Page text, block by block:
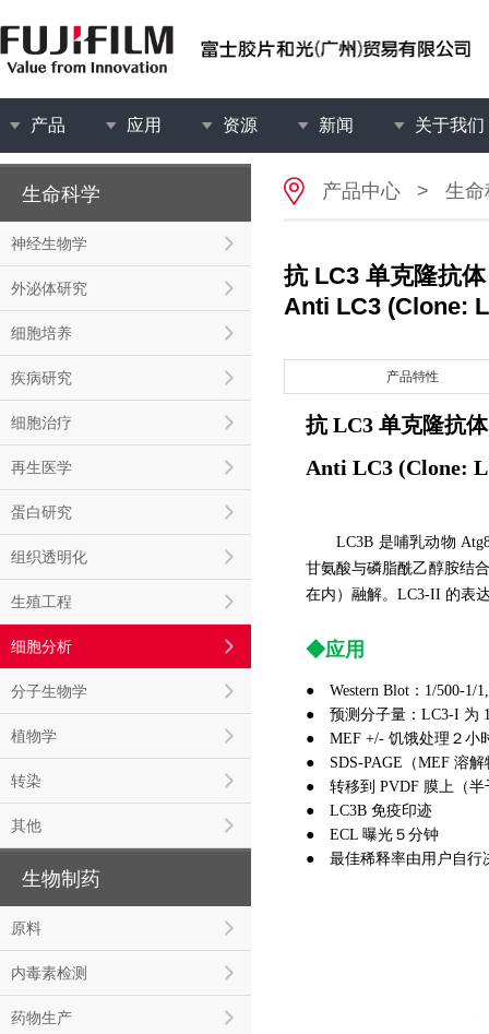
产品 应用 资源 新闻 关于我们
生命科学
神经生物学
外泌体研究
细胞培养
疾病研究
细胞治疗
再生医学
蛋白研究
组织透明化
生殖工程
细胞分析
分子生物学
植物学
转染
其他
生物制药
原料
内毒素检测
药物生产
产品中心 > 生命
抗 LC3 单克隆抗
Anti LC3 (Clone:
产品特性
抗 LC3 单克隆抗
Anti LC3 (Clone:
LC3B 是哺乳动物 Atg8
甘氨酸与磷脂酰乙醇胺结
在内）融解。LC3-II 的表
◆应用
● Western Blot：1/500-1/
● 预测分子量：LC3-I 为
● MEF +/- 饥饿处理２小
● SDS-PAGE（MEF 溶
● 转移到 PVDF 膜上（
● LC3B 免疫印迹
● ECL 曝光５分钟
● 最佳稀释率由用户自行